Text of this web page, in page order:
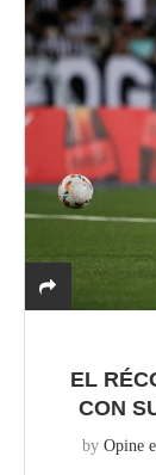
EL
CON
by Opine